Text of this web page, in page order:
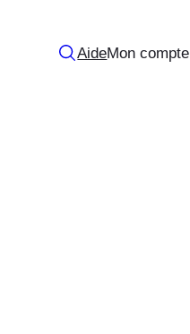
AideMon compte